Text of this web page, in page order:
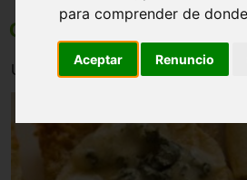
para comprender de
Aceptar Renuncio
Canapés de pera con
Un entrante fácil y rápido de